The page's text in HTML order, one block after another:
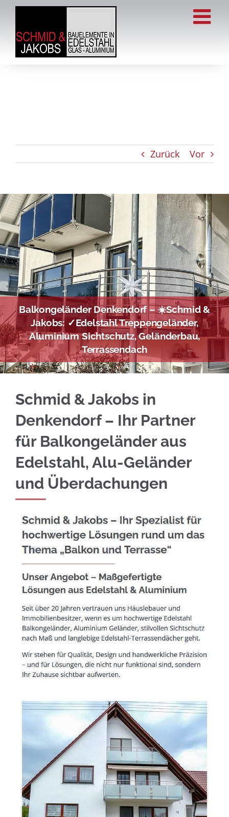
Zum
springen
Zurück Vor
Balkongeländer Denkendorf – ☀️Schmid &
Jakobs: ✓Edelstahl Treppengeländer,
Aluminium Sichtschutz, Geländerbau,
Terrassendach
Schmid & Jakobs in
Denkendorf – Ihr Partner
für Balkongeländer aus
Edelstahl, Alu-Geländer
und Überdachungen